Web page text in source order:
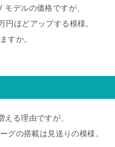
デルの価格ですが、
ほどアップする模様。
すか。
る理由ですが、
グの搭載は見送りの模様。